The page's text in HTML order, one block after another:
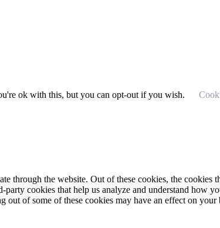
ok with this, but you can opt-out if you wish.
the website. Out of these cookies, the cookies
cookies that help us analyze and understand how
of some of these cookies may have an effect on your